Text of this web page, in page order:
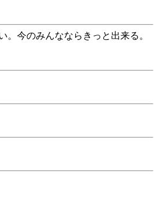
今のみんなならきっと出来る。